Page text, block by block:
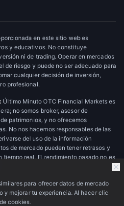
en este sitio web es
y educativos. No constituye
ni de trading. Operar en mercados
de riesgo y puede no ser adecuado para
cualquier decisión de inversión,
profesional.
Último Minuto OTC Financial Markets es
no somos broker, asesor de
patrimonios, y no ofrecemos
No nos hacemos responsables de las
del uso de la información
de mercado pueden tener retrasos y
real. El rendimiento pasado no es
Markets. Todos los derechos
para ofrecer datos de mercado
y mejorar tu experiencia. Al hacer clic
cookies.